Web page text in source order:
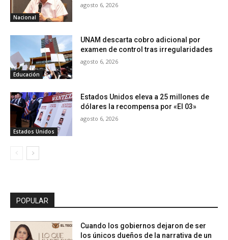
Nacional
agosto 6, 2026
Educación
UNAM descarta cobro adicional por
examen de control tras irregularidades
agosto 6, 2026
Estados Unidos
Estados Unidos eleva a 25 millones de
dólares la recompensa por «El 03»
agosto 6, 2026
POPULAR
Cuando los gobiernos dejaron de ser
los únicos dueños de la narrativa de un